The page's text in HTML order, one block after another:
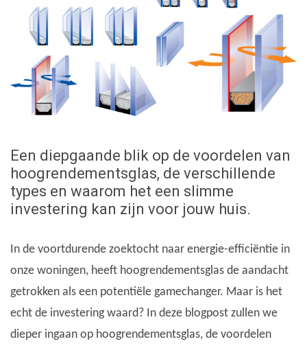
Een diepgaande blik op de voordelen van
hoogrendementsglas, de verschillende
types en waarom het een slimme
investering kan zijn voor jouw huis.
In de voortdurende zoektocht naar energie-efficiëntie in
onze woningen, heeft hoogrendementsglas de aandacht
getrokken als een potentiële gamechanger. Maar is het
echt de investering waard? In deze blogpost zullen we
dieper ingaan op hoogrendementsglas, de voordelen